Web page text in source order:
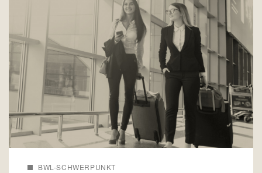
BWL-SCHWERPUNKT